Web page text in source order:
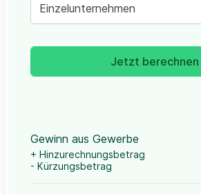
Einzelunternehmen
Jetzt berechnen
Gewinn aus Gewerbe
+ Hinzurechnungsbetrag
- Kürzungsbetrag